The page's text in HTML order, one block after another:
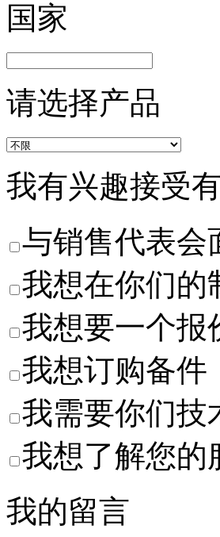
国家
请选择产品
我有兴趣接受
与销售代表会
我想在你们的
我想要一个报
我想订购备件
我需要你们技
我想了解您的
我的留言